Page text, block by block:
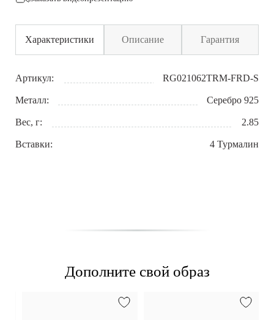
Характеристики Описание Гарантия
Артикул: RG021062TRM-FRD-S
Металл: Серебро 925
Вес, г: 2.85
Вставки: 4 Турмалин
Дополните свой образ